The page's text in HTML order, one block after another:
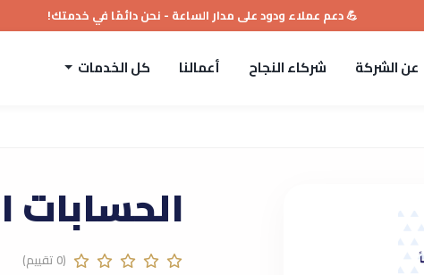
💪 دعم عملاء ودود على مدار الساعة - نحن دائمًا في خدمتك!
عن الشركة شركاء النجاح أعمالنا كل الخدمات
الحسابات
(0 تقييم)